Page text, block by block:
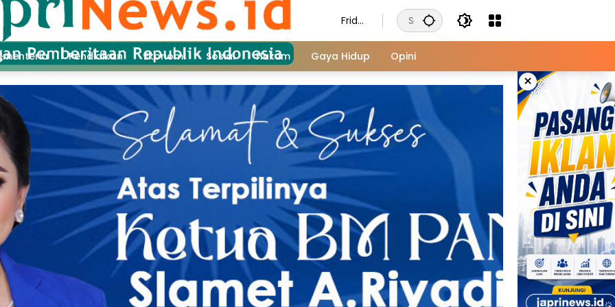
Frida
Augu
st 7,
Pendidikan Ekonomi Sosial Hukum Gaya Hidup Opini
×